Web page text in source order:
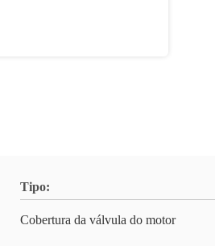
Tipo:
Cobertura da válvula do motor